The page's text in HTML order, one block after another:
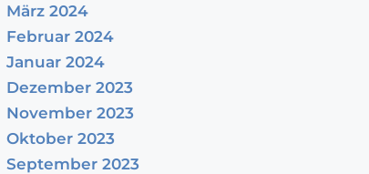
März 2024
Februar 2024
Januar 2024
Dezember 2023
November 2023
Oktober 2023
September 2023